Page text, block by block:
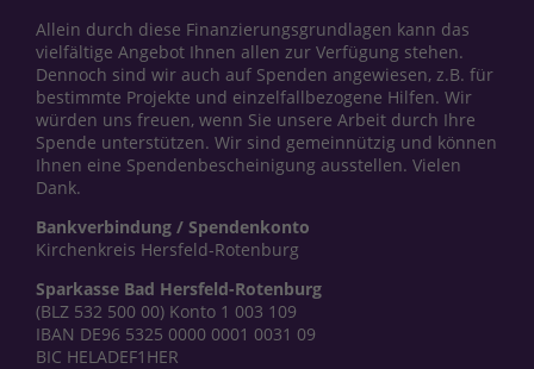
Allein durch diese Finanzierungsgrundlagen kann das
vielfältige Angebot Ihnen allen zur Verfügung stehen.
Dennoch sind wir auch auf Spenden angewiesen, z.B. für
bestimmte Projekte und einzelfallbezogene Hilfen. Wir
würden uns freuen, wenn Sie unsere Arbeit durch Ihre
Spende unterstützen. Wir sind gemeinnützig und können
Ihnen eine Spendenbescheinigung ausstellen. Vielen
Dank.
Bankverbindung / Spendenkonto
Kirchenkreis Hersfeld-Rotenburg
Sparkasse Bad Hersfeld-Rotenburg
(BLZ 532 500 00) Konto 1 003 109
IBAN DE96 5325 0000 0001 0031 09
BIC HELADEF1HER